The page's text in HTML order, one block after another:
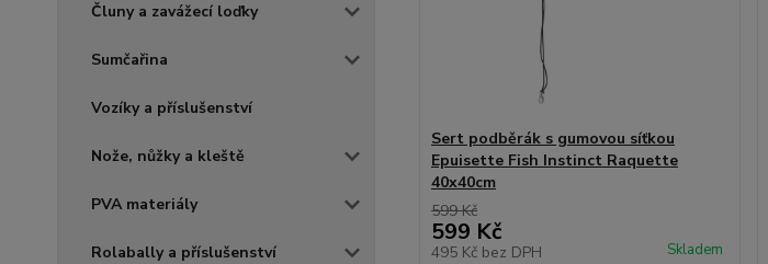
Čluny a zavážecí loďky
Sumčařina
Vozíky a příslušenství
Nože, nůžky a kleště
PVA materiály
Rolabally a příslušenství
Sert podběrák s gumovou síťkou
Epuisette Fish Instinct Raquette
40x40cm
599 Kč
599 Kč
495 Kč bez DPH Skladem